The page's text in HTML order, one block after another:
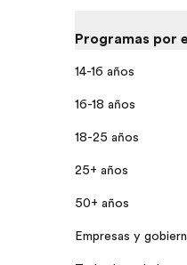
Programas por
14-16 años
16-18 años
18-25 años
25+ años
50+ años
Empresas y